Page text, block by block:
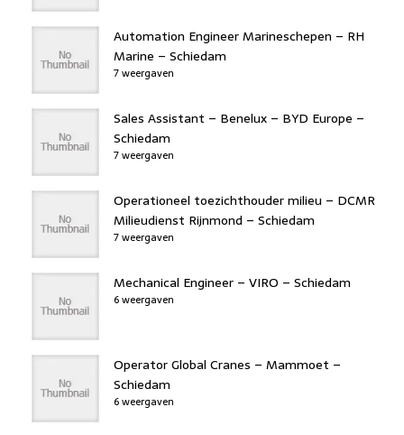
Automation Engineer Marineschepen – RH
Marine – Schiedam
7 weergaven
Sales Assistant – Benelux – BYD Europe –
Schiedam
7 weergaven
Operationeel toezichthouder milieu – DCMR
Milieudienst Rijnmond – Schiedam
7 weergaven
Mechanical Engineer – VIRO – Schiedam
6 weergaven
Operator Global Cranes – Mammoet –
Schiedam
6 weergaven